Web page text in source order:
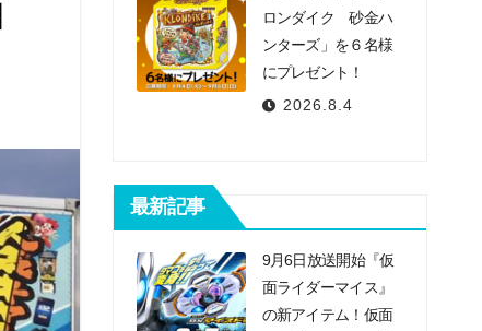
ロンダイク 砂金ハ
ンターズ」を６名様
にプレゼント！
2026.8.4
最新記事
9月6日放送開始『仮
面ライダーマイス』
の新アイテム！仮面